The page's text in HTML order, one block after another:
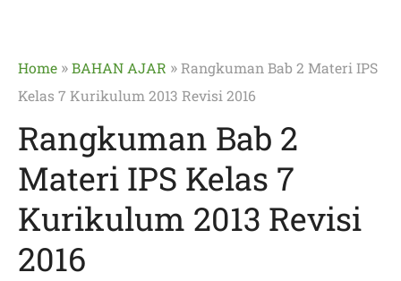
Home »BAHAN AJAR »Rangkuman Bab 2 Materi IPS
Kelas 7 Kurikulum 2013 Revisi 2016
Rangkuman Bab 2
Materi IPS Kelas 7
Kurikulum 2013 Revisi
2016